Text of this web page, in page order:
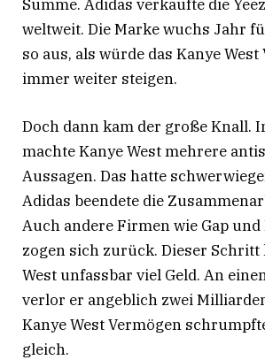
Summe. Adidas verkaufte die
weltweit. Die Marke wuchs Jahr
so aus, als würde das Kanye
immer weiter steigen.
Doch dann kam der große Knall.
machte Kanye West mehrere
Aussagen. Das hatte
Adidas beendete die
Auch andere Firmen wie Gap und
zogen sich zurück. Dieser Schritt
West unfassbar viel Geld. An
verlor er angeblich zwei
Kanye West Vermögen
gleich.